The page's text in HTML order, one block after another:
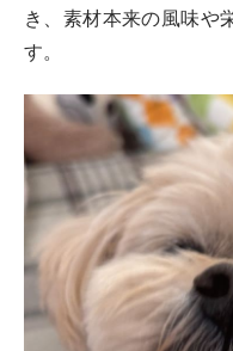
き、素材本来の風味や
す。